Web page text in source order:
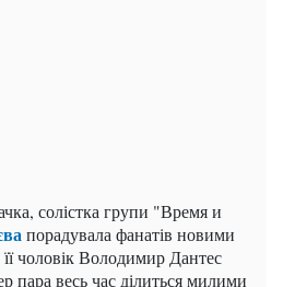
солістка групи "Время и
порадувала фанатів новими
чоловік Володимир Дантес
пара весь час ділиться милими